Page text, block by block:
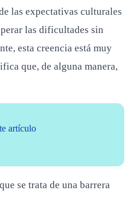
las expectativas culturales
las dificultades sin
esta creencia está muy
que, de alguna manera,
artículo
se trata de una barrera